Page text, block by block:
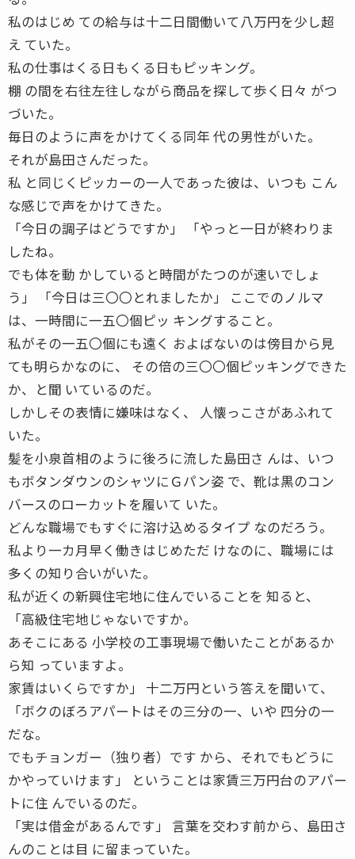
私のはじめ ての給与は十二日間働いて八万円を少し超
え ていた。
私の仕事はくる日もくる日もピッキング。
棚 の間を右往左往しながら商品を探して歩く日々 がつ
づいた。
毎日のように声をかけてくる同年 代の男性がいた。
それが島田さんだった。
私 と同じくピッカーの一人であった彼は、いつも こん
な感じで声をかけてきた。
「今日の調子はどうですか」 「やっと一日が終わりま
したね。
でも体を動 かしていると時間がたつのが速いでしょ
う」 「今日は三〇〇とれましたか」 ここでのノルマ
は、一時間に一五〇個ピッ キングすること。
私がその一五〇個にも遠く およばないのは傍目から見
ても明らかなのに、 その倍の三〇〇個ピッキングできた
か、と聞 いているのだ。
しかしその表情に嫌味はなく、 人懐っこさがあふれて
いた。
髪を小泉首相のように後ろに流した島田さ んは、いつ
もボタンダウンのシャツにＧパン姿 で、靴は黒のコン
バースのローカットを履いて いた。
どんな職場でもすぐに溶け込めるタイプ なのだろう。
私より一カ月早く働きはじめただ けなのに、職場には
多くの知り合いがいた。
私が近くの新興住宅地に住んでいることを 知ると、
「高級住宅地じゃないですか。
あそこにある 小学校の工事現場で働いたことがあるか
ら知 っていますよ。
家賃はいくらですか」 十二万円という答えを聞いて、
「ボクのぼろアパートはその三分の一、いや 四分の一
だな。
でもチョンガー（独り者）です から、それでもどうに
かやっていけます」 ということは家賃三万円台のアパー
トに住 んでいるのだ。
「実は借金があるんです」 言葉を交わす前から、島田さ
んのことは目 に留まっていた。